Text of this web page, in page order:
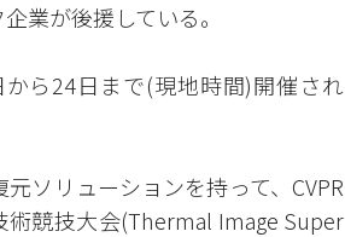
業が後援している。
ら24日まで(現地時間)開催され
ソリューションを持って、CVPR
競技大会(Thermal Image Super